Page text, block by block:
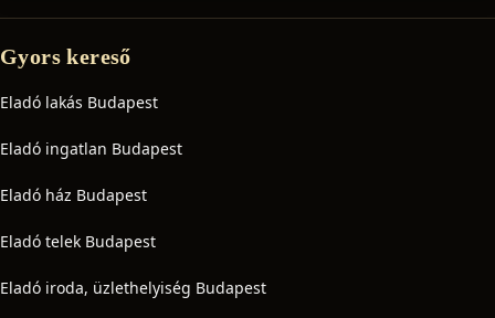
Gyors kereső
Eladó lakás Budapest
Eladó ingatlan Budapest
Eladó ház Budapest
Eladó telek Budapest
Eladó iroda, üzlethelyiség Budapest